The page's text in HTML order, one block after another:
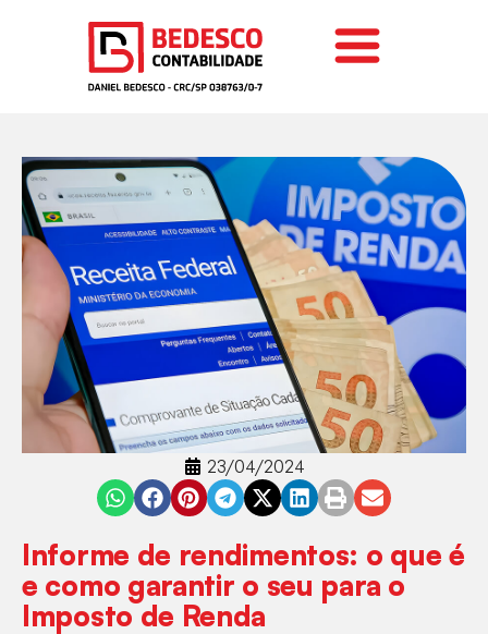
23/04/2024
Informe de rendimentos: o que é
e como garantir o seu para o
Imposto de Renda